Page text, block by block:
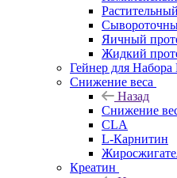
Яичный
Жидкий
Гейнер для Набора
Снижение веса
Назад
Снижение
CLA
L-Карнитин
Креатин